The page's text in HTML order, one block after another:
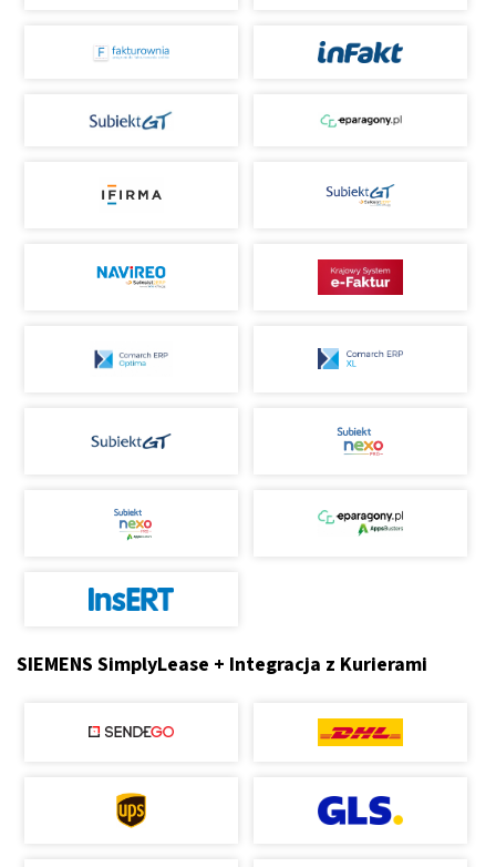
SIEMENS SimplyLease + Integracja z Kurierami